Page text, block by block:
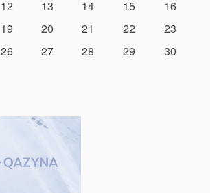
12 13 14 15
16
19 20 21 22
23
26 27 28 29
30